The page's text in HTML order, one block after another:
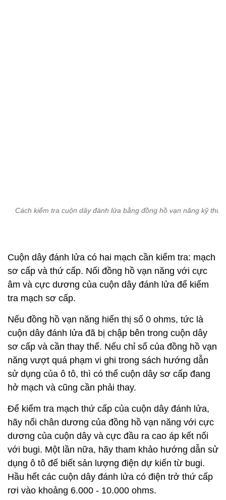
Cách kiểm tra cuộn dây đánh lửa bằng đồng hồ vạn năng kỹ
Cuộn dây đánh lửa có hai mạch cần kiểm tra: mạch
sơ cấp và thứ cấp. Nối đồng hồ vạn năng với cực
âm và cực dương của cuộn dây đánh lửa để kiểm
tra mạch sơ cấp.
Nếu đồng hồ vạn năng hiển thị số 0 ohms, tức là
cuộn dây đánh lửa đã bị chập bên trong cuộn dây
sơ cấp và cần thay thế. Nếu chỉ số của đồng hồ vạn
năng vượt quá phạm vi ghi trong sách hướng dẫn
sử dụng của ô tô, thì có thể cuộn dây sơ cấp đang
hở mạch và cũng cần phải thay.
Để kiểm tra mạch thứ cấp của cuộn dây đánh lửa,
hãy nối chân dương của đồng hồ vạn năng với cực
dương của cuộn dây và cực đầu ra cao áp kết nối
với bugi. Một lần nữa, hãy tham khảo hướng dẫn sử
dụng ô tô để biết sản lượng điện dự kiến từ bugi.
Hầu hết các cuộn dây đánh lửa có điện trở thứ cấp
rơi vào khoảng 6.000 - 10.000 ohms.